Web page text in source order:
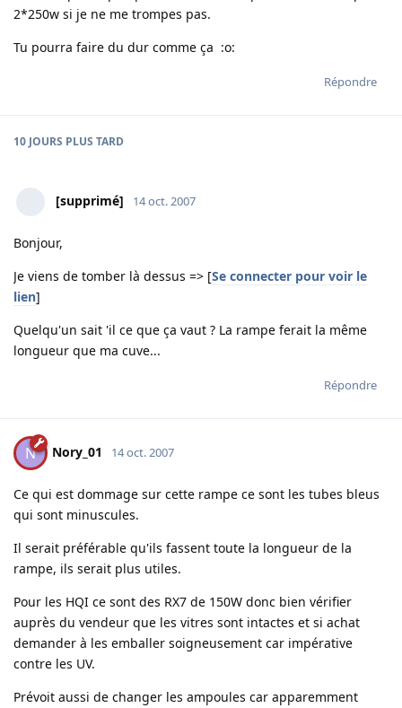
2*250w si je ne me trompes pas.
Tu pourra faire du dur comme ça :o:
Répondre
10 JOURS PLUS TARD
[supprimé] 14 oct. 2007
Bonjour,
Je viens de tomber là dessus => [Se connecter pour voir le
lien]
Quelqu'un sait 'il ce que ça vaut ? La rampe ferait la même
longueur que ma cuve...
Répondre
N Nory_01 14 oct. 2007
Ce qui est dommage sur cette rampe ce sont les tubes bleus
qui sont minuscules.
Il serait préférable qu'ils fassent toute la longueur de la
rampe, ils serait plus utiles.
Pour les HQI ce sont des RX7 de 150W donc bien vérifier
auprès du vendeur que les vitres sont intactes et si achat
demander à les emballer soigneusement car impérative
contre les UV.
Prévoit aussi de changer les ampoules car apparemment